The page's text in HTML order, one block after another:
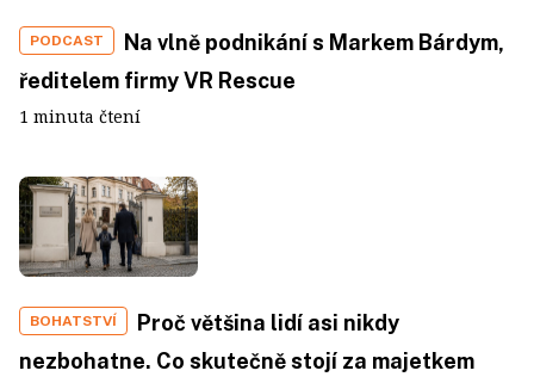
PODCAST
Na vlně podnikání s Markem Bárdym,
ředitelem firmy VR Rescue
1 minuta čtení
BOHATSTVÍ
Proč většina lidí asi nikdy
nezbohatne. Co skutečně stojí za majetkem